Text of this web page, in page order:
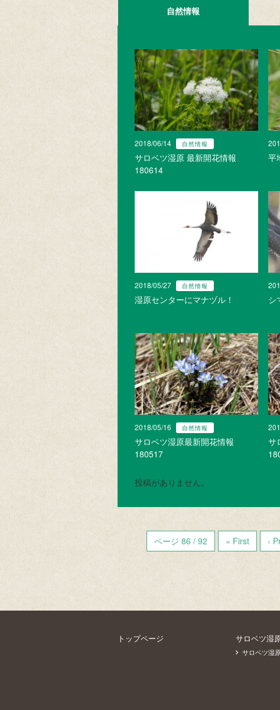
自然情報
2018/06/14 自然情報
サロベツ湿原 最新開花情報
180614
平
2018/05/27 自然情報
湿原センターにマナヅル！ シ
2018/05/16 自然情報
サロベツ湿原最新開花情報
180517
サ
投稿がありません。
ページ 86 / 92 « First ‹
トップページ サロベツ湿
サロベツ湿